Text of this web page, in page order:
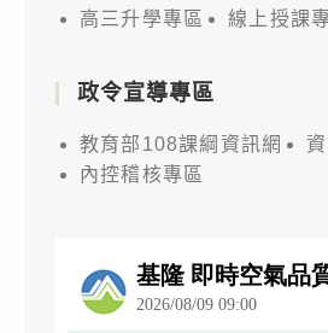
高三升學專區 線上授課
政令宣導專區
教育部108課綱資訊網
內控稽核專區